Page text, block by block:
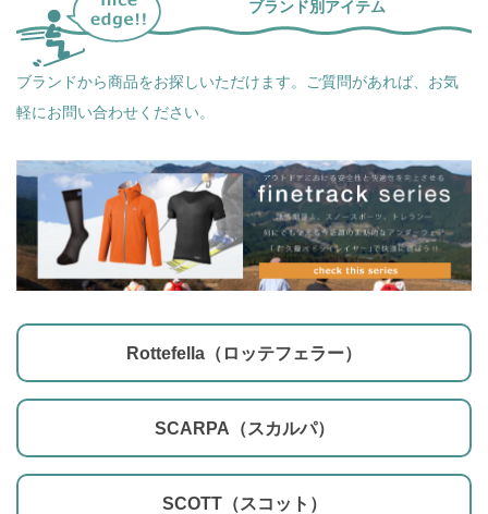
ブランド別アイテム
ブランドから商品をお探しいただけます。ご質問があれば、お気
軽にお問い合わせください。
Rottefella（ロッテフェラー）
SCARPA（スカルパ）
SCOTT（スコット）